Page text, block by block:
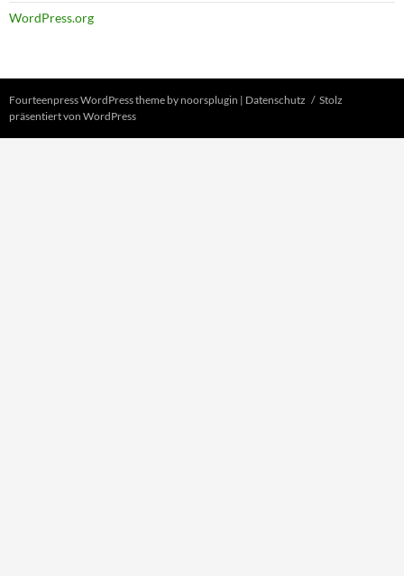
WordPress.org
Fourteenpress WordPress theme by noorsplugin | Datenschutz
Stolz
präsentiert von WordPress